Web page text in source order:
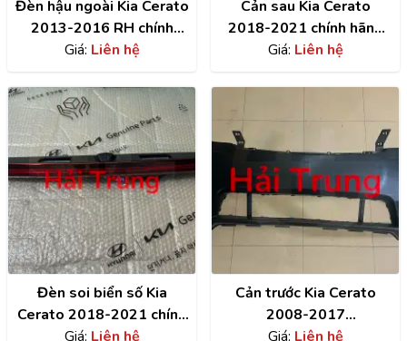
Đèn hậu ngoài Kia Cerato
2013-2016 RH chính
hãng 92402A7700
Giá: Liên hệ
Cản sau Kia Cerato
2018-2021 chính hãng
86611M6000
Giá: Liên hệ
Đèn soi biển số Kia
Cerato 2018-2021 chính
hãng có Camera
Giá: Liên hệ
Cản trước Kia Cerato
2008-2017
865111M000
Giá: Liên hệ